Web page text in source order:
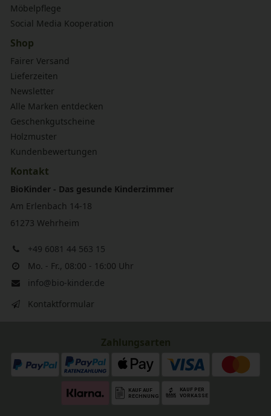
Möbelpflege
Social Media Kooperation
Shop
Fairer Versand
Lieferzeiten
Newsletter
Alle Marken entdecken
Geschenkgutscheine
Holzmuster
Kundenbewertungen
Kontakt
BioKinder - Das gesunde Kinderzimmer
Am Erlenbach 14-18
61273 Wehrheim
+49 6081 44 563 15
Mo. - Fr., 08:00 - 16:00 Uhr
info@bio-kinder.de
Kontaktformular
Zahlungsarten